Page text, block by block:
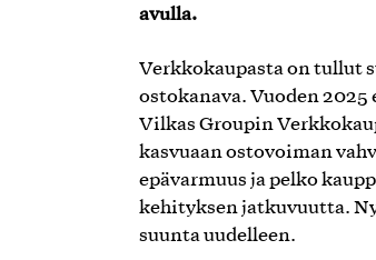
avulla.
Verkkokaupasta on tullut
ostokanava. Vuoden
Vilkas Groupin
kasvuaan ostovoiman
epävarmuus ja pelko
kehityksen jatkuvuutta.
suunta uudelleen.